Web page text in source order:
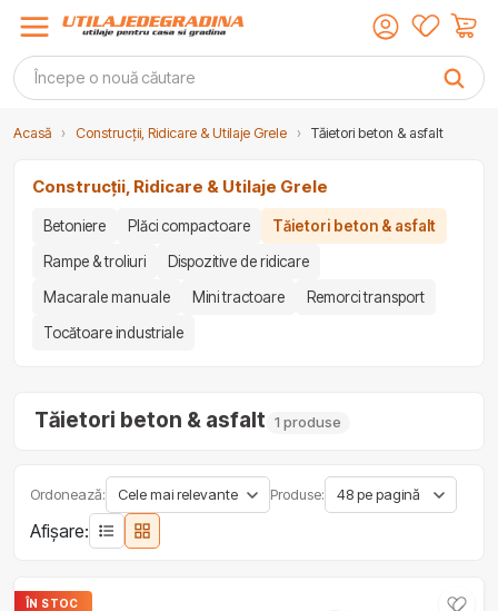
Acasă › Construcții, Ridicare & Utilaje Grele › Tăietori beton & asfalt
Construcții, Ridicare & Utilaje Grele
Betoniere Plăci compactoare
Tăietori beton & asfalt
Rampe & troliuri
Dispozitive de ridicare
Macarale manuale
Mini tractoare
Remorci transport
Tocătoare industriale
Tăietori beton & asfalt 1 produse
Ordonează: Produse:
Afișare:
ÎN STOC